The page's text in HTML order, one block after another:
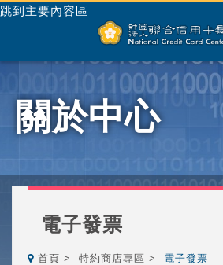
跳到主要內容區
關於中心
電子發票
首頁 特約商店專區 電子發票